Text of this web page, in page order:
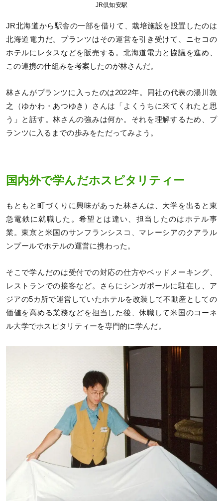
JR倶知安駅
JR北海道から駅舎の一部を借りて、栽培施設を設置したのは
北海道電力だ。プランツはその運営を引き受けて、ニセコの
ホテルにレタスなどを販売する。北海道電力と協議を進め、
この連携の仕組みを考案したのが林さんだ。
林さんがプランツに入ったのは2022年。同社の代表の湯川敦
之（ゆかわ・あつゆき）さんは「よくうちに来てくれたと思
う」と話す。林さんの強みは何か。それを理解するため、プ
ランツに入るまでの歩みをただってみよう。
国内外で学んだホスピタリティー
もともと町づくりに興味があった林さんは、大学を出ると東
急電鉄に就職した。希望とは違い、担当したのはホテル事
業。東京と米国のサンフランシスコ、マレーシアのクアラル
ンプールでホテルの運営に携わった。
そこで学んだのは受付での対応の仕方やベッドメーキング、
レストランでの接客など。さらにシンガポールに駐在し、ア
ジアの5カ所で運営していたホテルを改装して不動産としての
価値を高める業務などを担当した後、休職して米国のコーネ
ル大学でホスピタリティーを専門的に学んだ。